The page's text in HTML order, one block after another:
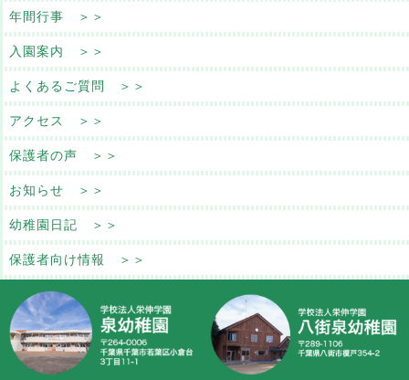
年間行事 ＞＞
入園案内 ＞＞
よくあるご質問 ＞＞
アクセス ＞＞
保護者の声 ＞＞
お知らせ ＞＞
幼稚園日記 ＞＞
保護者向け情報 ＞＞